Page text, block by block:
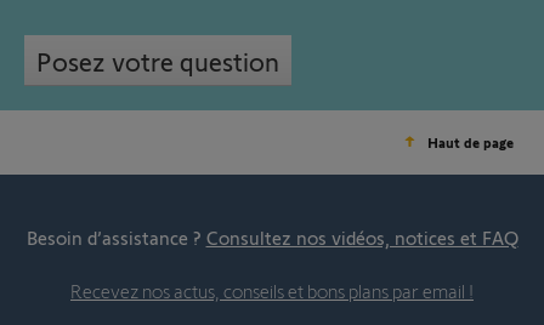
Posez votre question
Haut de page
Besoin d’assistance ? Consultez nos vidéos, notices et FAQ
Recevez nos actus, conseils et bons plans par email !